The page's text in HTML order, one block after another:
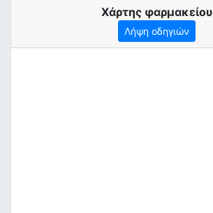
Χάρτης φαρμακείου
Λήψη οδηγιών